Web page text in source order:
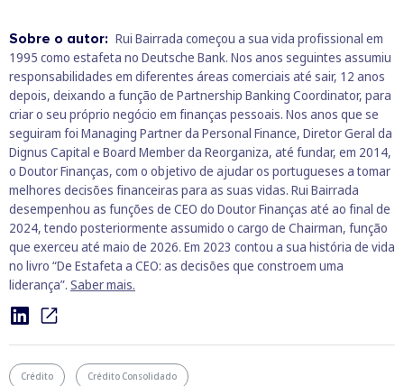
Sobre o autor: Rui Bairrada começou a sua vida profissional em
1995 como estafeta no Deutsche Bank. Nos anos seguintes assumiu
responsabilidades em diferentes áreas comerciais até sair, 12 anos
depois, deixando a função de Partnership Banking Coordinator, para
criar o seu próprio negócio em finanças pessoais. Nos anos que se
seguiram foi Managing Partner da Personal Finance, Diretor Geral da
Dignus Capital e Board Member da Reorganiza, até fundar, em 2014,
o Doutor Finanças, com o objetivo de ajudar os portugueses a tomar
melhores decisões financeiras para as suas vidas. Rui Bairrada
desempenhou as funções de CEO do Doutor Finanças até ao final de
2024, tendo posteriormente assumido o cargo de Chairman, função
que exerceu até maio de 2026. Em 2023 contou a sua história de vida
no livro “De Estafeta a CEO: as decisões que constroem uma
liderança”. Saber mais.
Crédito Crédito Consolidado